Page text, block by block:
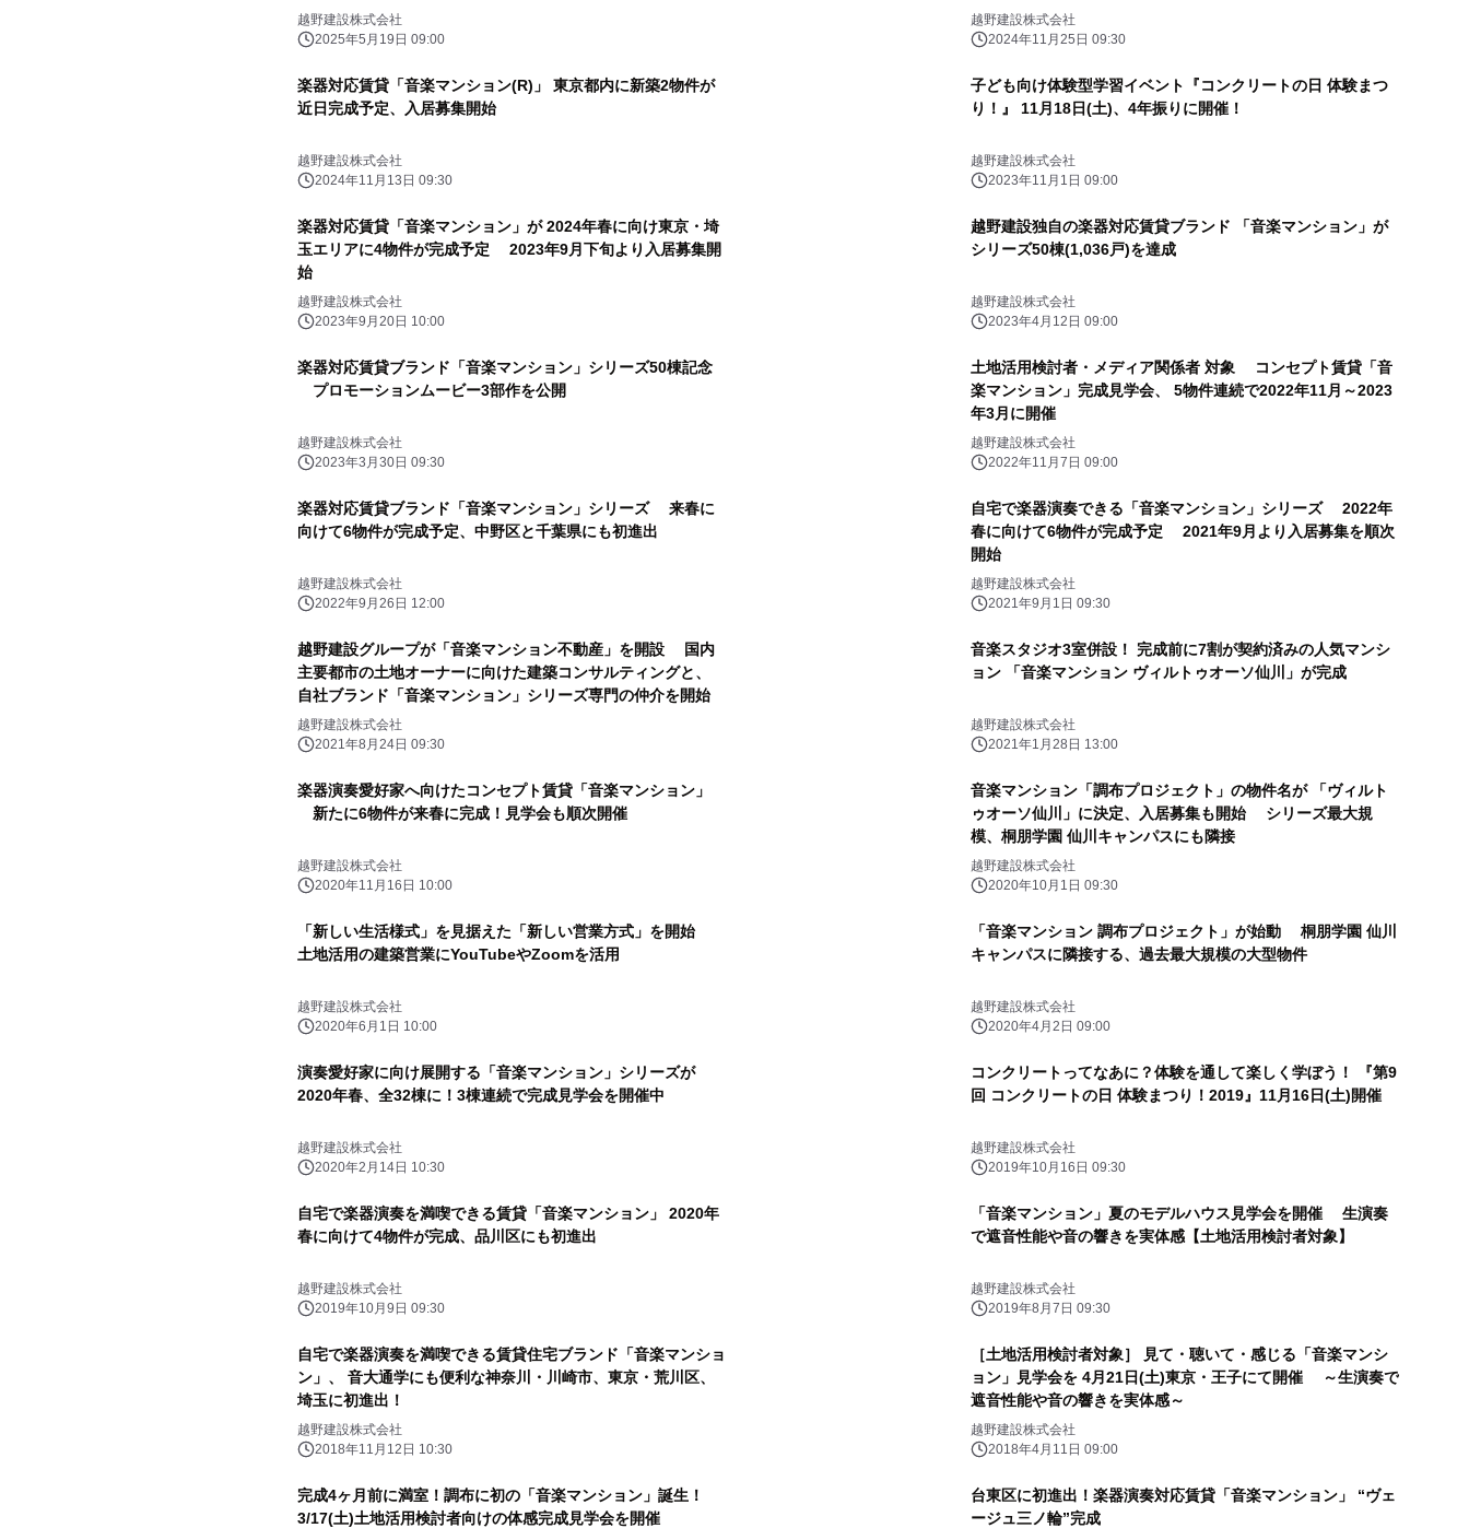
越野建設株式会社
2025年5月19日 09:00
越野建設株式会社
2024年11月25日 09:30
楽器対応賃貸「音楽マンション(R)」 東京都内に新築2物件が
近日完成予定、入居募集開始
越野建設株式会社
2024年11月13日 09:30
子ども向け体験型学習イベント『コンクリートの日 体験まつ
り！』 11月18日(土)、4年振りに開催！
越野建設株式会社
2023年11月1日 09:00
楽器対応賃貸「音楽マンション」が 2024年春に向け東京・埼
玉エリアに4物件が完成予定 2023年9月下旬より入居募集開
始
越野建設株式会社
2023年9月20日 10:00
越野建設独自の楽器対応賃貸ブランド 「音楽マンション」が
シリーズ50棟(1,036戸)を達成
越野建設株式会社
2023年4月12日 09:00
楽器対応賃貸ブランド「音楽マンション」シリーズ50棟記念
プロモーションムービー3部作を公開
越野建設株式会社
2023年3月30日 09:30
土地活用検討者・メディア関係者 対象 コンセプト賃貸「音
楽マンション」完成見学会、 5物件連続で2022年11月～2023
年3月に開催
越野建設株式会社
2022年11月7日 09:00
楽器対応賃貸ブランド「音楽マンション」シリーズ 来春に
向けて6物件が完成予定、中野区と千葉県にも初進出
越野建設株式会社
2022年9月26日 12:00
自宅で楽器演奏できる「音楽マンション」シリーズ 2022年
春に向けて6物件が完成予定 2021年9月より入居募集を順次
開始
越野建設株式会社
2021年9月1日 09:30
越野建設グループが「音楽マンション不動産」を開設 国内
主要都市の土地オーナーに向けた建築コンサルティングと、
自社ブランド「音楽マンション」シリーズ専門の仲介を開始
越野建設株式会社
2021年8月24日 09:30
音楽スタジオ3室併設！ 完成前に7割が契約済みの人気マンシ
ョン 「音楽マンション ヴィルトゥオーソ仙川」が完成
越野建設株式会社
2021年1月28日 13:00
楽器演奏愛好家へ向けたコンセプト賃貸「音楽マンション」
新たに6物件が来春に完成！見学会も順次開催
越野建設株式会社
2020年11月16日 10:00
音楽マンション「調布プロジェクト」の物件名が 「ヴィルト
ゥオーソ仙川」に決定、入居募集も開始 シリーズ最大規
模、桐朋学園 仙川キャンパスにも隣接
越野建設株式会社
2020年10月1日 09:30
「新しい生活様式」を見据えた「新しい営業方式」を開始
土地活用の建築営業にYouTubeやZoomを活用
越野建設株式会社
2020年6月1日 10:00
「音楽マンション 調布プロジェクト」が始動 桐朋学園 仙川
キャンパスに隣接する、過去最大規模の大型物件
越野建設株式会社
2020年4月2日 09:00
演奏愛好家に向け展開する「音楽マンション」シリーズが
2020年春、全32棟に！3棟連続で完成見学会を開催中
越野建設株式会社
2020年2月14日 10:30
コンクリートってなあに？体験を通して楽しく学ぼう！ 『第9
回 コンクリートの日 体験まつり！2019』11月16日(土)開催
越野建設株式会社
2019年10月16日 09:30
自宅で楽器演奏を満喫できる賃貸「音楽マンション」 2020年
春に向けて4物件が完成、品川区にも初進出
越野建設株式会社
2019年10月9日 09:30
「音楽マンション」夏のモデルハウス見学会を開催 生演奏
で遮音性能や音の響きを実体感【土地活用検討者対象】
越野建設株式会社
2019年8月7日 09:30
自宅で楽器演奏を満喫できる賃貸住宅ブランド「音楽マンショ
ン」、 音大通学にも便利な神奈川・川崎市、東京・荒川区、
埼玉に初進出！
越野建設株式会社
2018年11月12日 10:30
［土地活用検討者対象］ 見て・聴いて・感じる「音楽マンシ
ョン」見学会を 4月21日(土)東京・王子にて開催 ～生演奏で
遮音性能や音の響きを実体感～
越野建設株式会社
2018年4月11日 09:00
完成4ヶ月前に満室！調布に初の「音楽マンション」誕生！
3/17(土)土地活用検討者向けの体感完成見学会を開催
台東区に初進出！楽器演奏対応賃貸「音楽マンション」 “ヴェ
ージュ三ノ輪”完成